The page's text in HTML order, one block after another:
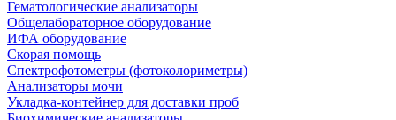
Гематологические анализаторы
Общелабораторное оборудование
ИФА оборудование
Скорая помощь
Спектрофотометры (фотоколориметры)
Анализаторы мочи
Укладка-контейнер для доставки проб